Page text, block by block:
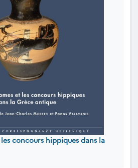
concours hippiques dans la